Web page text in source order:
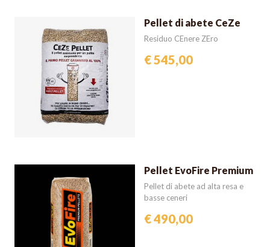
Pellet di abete CeZe
Residuo CEnere ZEro
€ 545,00
Pellet EvoFire Premium
Pellet di abete ad alta resa e
basse ceneri
€ 490,00